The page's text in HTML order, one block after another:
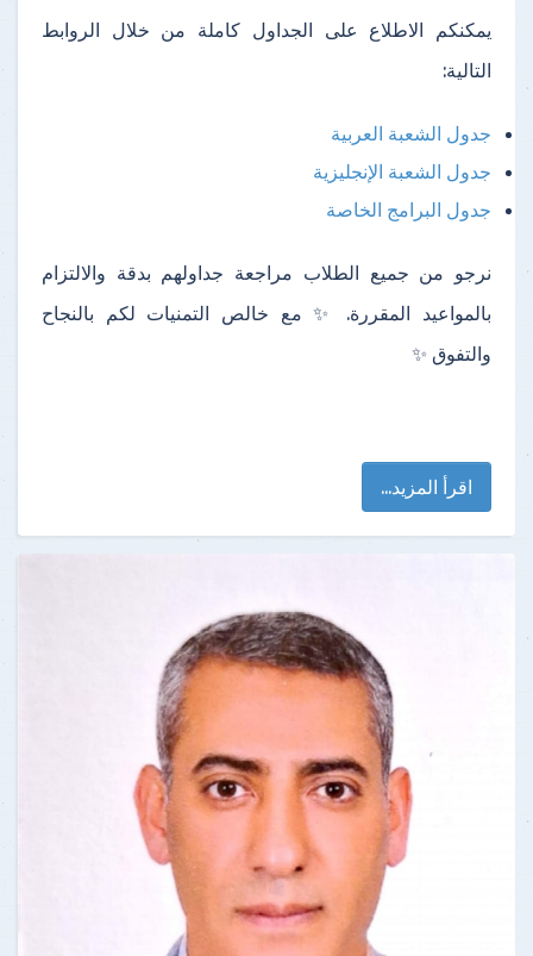
يمكنكم الاطلاع على الجداول كاملة من خلال الروابط
التالية:
جدول الشعبة العربية
جدول الشعبة الإنجليزية
جدول البرامج الخاصة
نرجو من جميع الطلاب مراجعة جداولهم بدقة والالتزام
بالمواعيد المقررة. ✨ مع خالص التمنيات لكم بالنجاح
والتفوق ✨
اقرأ المزيد...